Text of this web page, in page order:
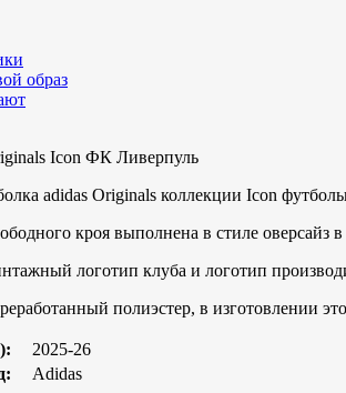
образ
Icon ФК Ливерпуль
adidas Originals коллекции Icon
кроя выполнена в стиле оверсайз в
логотип клуба и логотип
полиэстер, в изготовлении
2025-26
Adidas